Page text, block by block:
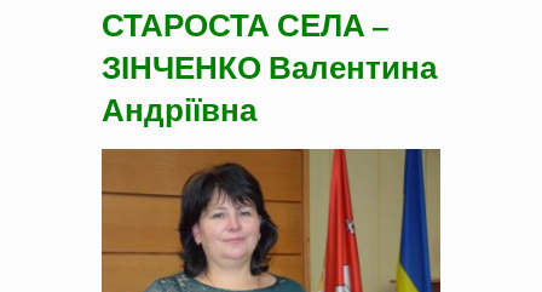
СТАРОСТА СЕЛА –
ЗІНЧЕНКО Валентина
Андріївна